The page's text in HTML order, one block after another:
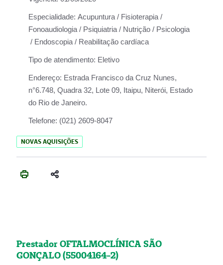
Especialidade: Acupuntura / Fisioterapia /
Fonoaudiologia / Psiquiatria / Nutrição / Psicologia
/ Endoscopia / Reabilitação cardíaca
Tipo de atendimento: Eletivo
Endereço: Estrada Francisco da Cruz Nunes,
n°6.748, Quadra 32, Lote 09, Itaipu, Niterói, Estado
do Rio de Janeiro.
Telefone: (021) 2609-8047
NOVAS AQUISIÇÕES
Prestador OFTALMOCLÍNICA SÃO
GONÇALO (55004164-2)